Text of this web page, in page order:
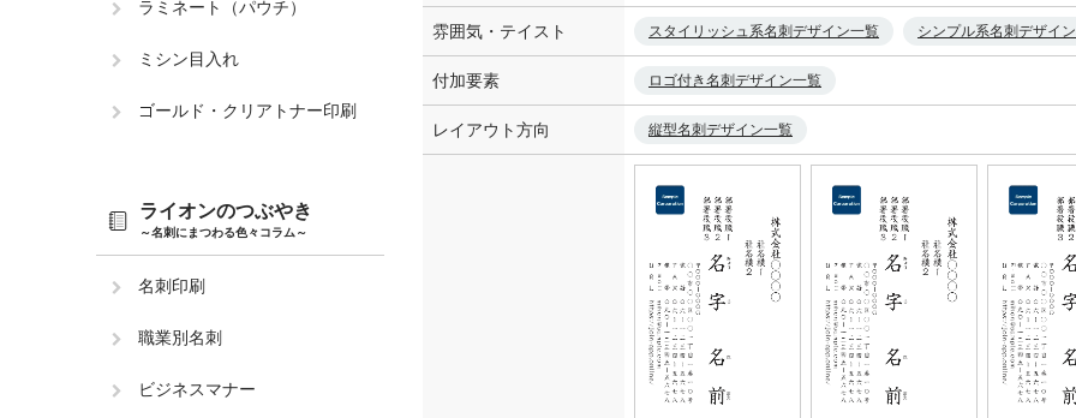
雰囲気・テイスト スタイリッシュ系名刺デザイン一覧 シンプル系名刺デザイ
付加要素 ロゴ付き名刺デザイン一覧
レイアウト方向 縦型名刺デザイン一覧
ラミネート（パウチ）
ミシン目入れ
ゴールド・クリアトナー印刷
ライオンのつぶやき
～名刺にまつわる色々コラム～
名刺印刷
職業別名刺
ビジネスマナー